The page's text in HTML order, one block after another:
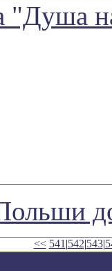
"Душа
<< 541 |542|543|